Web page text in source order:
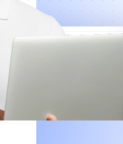
متاح!